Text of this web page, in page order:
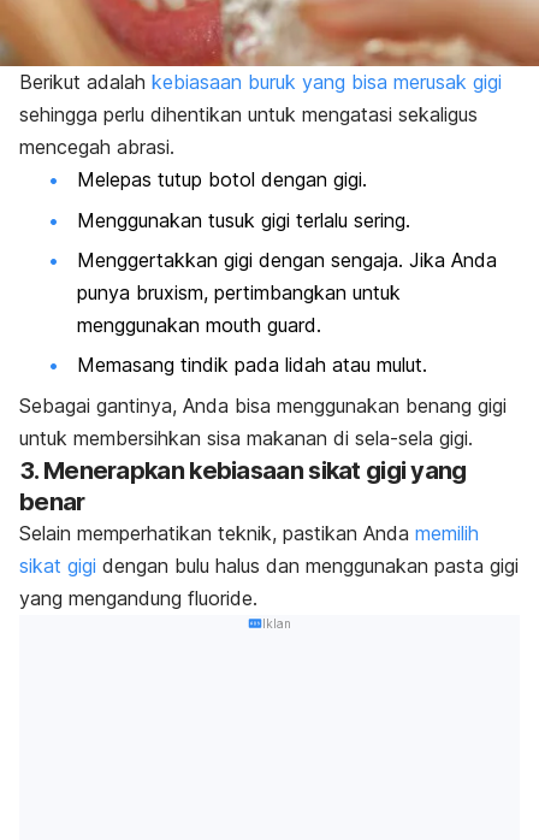
Berikut adalah kebiasaan buruk yang bisa merusak gigi
sehingga perlu dihentikan untuk mengatasi sekaligus
mencegah abrasi.
Melepas tutup botol dengan gigi.
Menggunakan tusuk gigi terlalu sering.
Menggertakkan gigi dengan sengaja. Jika Anda
punya bruxism, pertimbangkan untuk
menggunakan mouth guard.
Memasang tindik pada lidah atau mulut.
Sebagai gantinya, Anda bisa menggunakan benang gigi
untuk membersihkan sisa makanan di sela-sela gigi.
3. Menerapkan kebiasaan sikat gigi yang
benar
Selain memperhatikan teknik, pastikan Anda memilih
sikat gigi dengan bulu halus dan menggunakan pasta gigi
yang mengandung fluoride.
Iklan